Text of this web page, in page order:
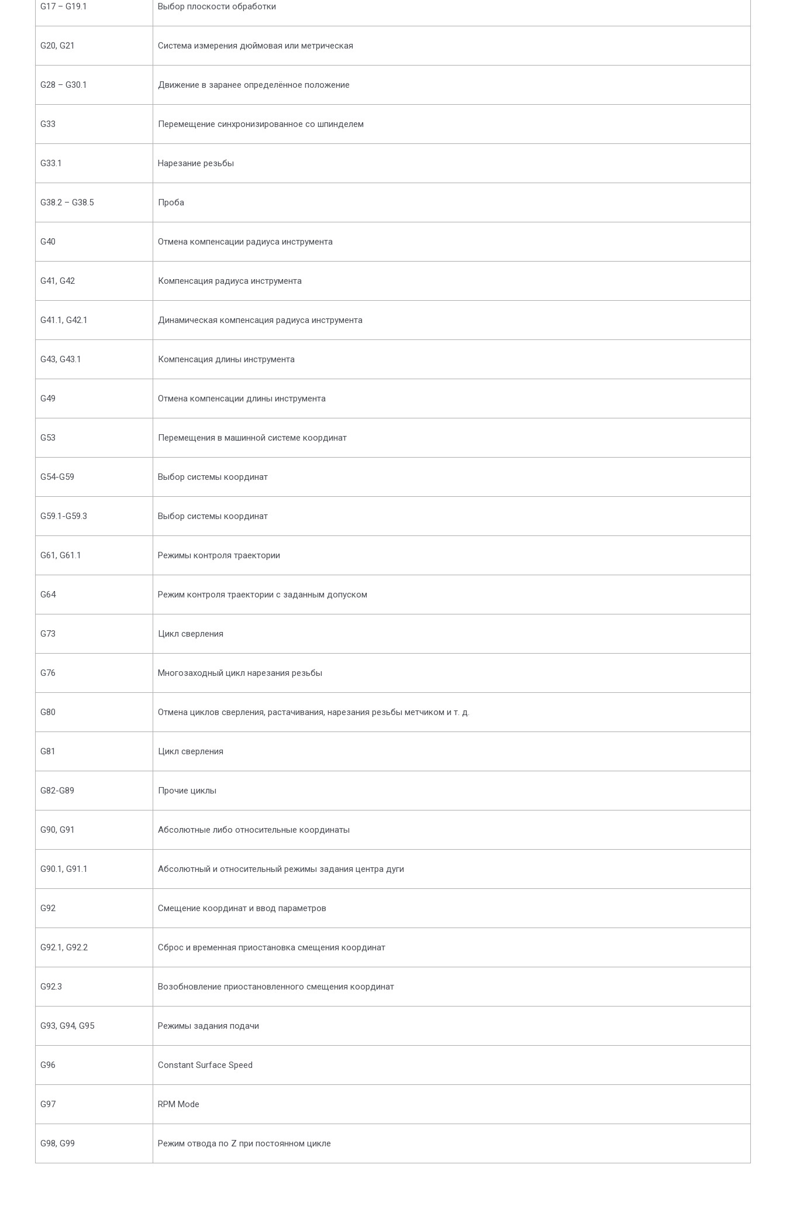
G17 – G19.1 Выбор плоскости обработки
G20, G21 Система измерения дюймовая или метрическая
G28 – G30.1 Движение в заранее определённое положение
G33 Перемещение синхронизированное со шпинделем
G33.1 Нарезание резьбы
G38.2 – G38.5 Проба
G40 Отмена компенсации радиуса инструмента
G41, G42 Компенсация радиуса инструмента
G41.1, G42.1 Динамическая компенсация радиуса инструмента
G43, G43.1 Компенсация длины инструмента
G49 Отмена компенсации длины инструмента
G53 Перемещения в машинной системе координат
G54-G59 Выбор системы координат
G59.1-G59.3 Выбор системы координат
G61, G61.1 Режимы контроля траектории
G64 Режим контроля траектории с заданным допуском
G73 Цикл сверления
G76 Многозаходный цикл нарезания резьбы
G80 Отмена циклов сверления, растачивания, нарезания резьбы метчиком и т. д.
G81 Цикл сверления
G82-G89 Прочие циклы
G90, G91 Абсолютные либо относительные координаты
G90.1, G91.1 Абсолютный и относительный режимы задания центра дуги
G92 Смещение координат и ввод параметров
G92.1, G92.2 Сброс и временная приостановка смещения координат
G92.3 Возобновление приостановленного смещения координат
G93, G94, G95 Режимы задания подачи
G96 Constant Surface Speed
G97 RPM Mode
G98, G99 Режим отвода по Z при постоянном цикле